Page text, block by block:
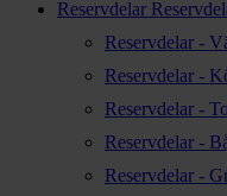
Reservdelar
Reservdelar -
Reservdelar -
Reservdelar -
Reservdelar -
Reservdelar -